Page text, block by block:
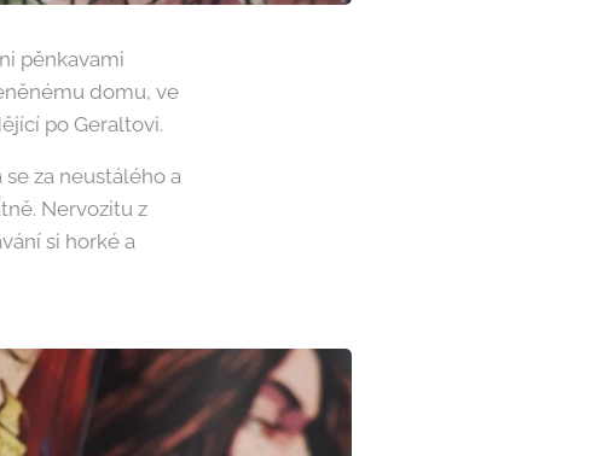
pěnkavami
domu, ve
po Geraltovi.
za neustálého a
Nervozitu z
si horké a